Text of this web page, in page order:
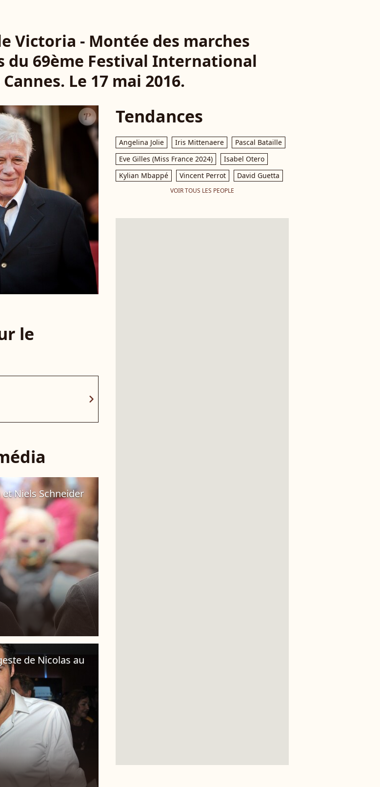
Victoria - Montée des marches
du 69ème Festival International
Le 17 mai 2016.
le
chevron_right
Niels Schneider
de Nicolas au
Tendances
Angelina Jolie Iris Mittenaere
Pascal Bataille
Eve Gilles (Miss France 2024)
Isabel Otero
Kylian Mbappé
Vincent Perrot David Guetta
VOIR TOUS LES PEOPLE